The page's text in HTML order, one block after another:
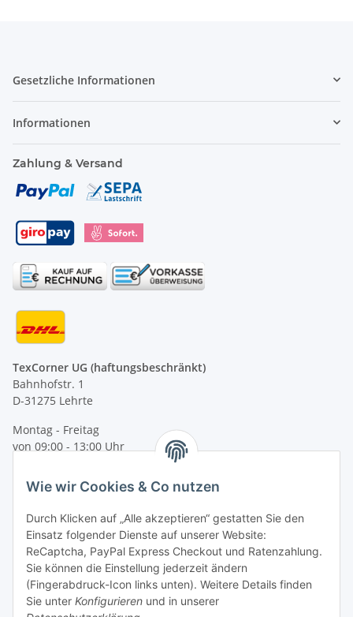
Gesetzliche Informationen
Informationen
Zahlung & Versand
TexCorner UG (haftungsbeschränkt)
Bahnhofstr. 1
D-31275 Lehrte
Montag - Freitag
von 09:00 - 13:00 Uhr
Tel: +49 (0) 5132 8230689
E-Mail:mail@texcorner.de
Wie wir Cookies & Co nutzen
Durch Klicken auf „Alle akzeptieren“ gestatten Sie den
Einsatz folgender Dienste auf unserer Website:
ReCaptcha, PayPal Express Checkout und Ratenzahlung.
Sie können die Einstellung jederzeit ändern
(Fingerabdruck-Icon links unten). Weitere Details finden
Sie unter Konfigurieren und in unserer